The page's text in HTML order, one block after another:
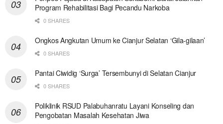
Program Rehabilitasi Bagi Pecandu Narkoba
0 SHARES
Ongkos Angkutan Umum ke Cianjur Selatan ‘Gila-gilaan’
0 SHARES
Pantai Ciwidig ‘Surga’ Tersembunyi di Selatan Cianjur
0 SHARES
Poliklinik RSUD Palabuhanratu Layani Konseling dan
Pengobatan Masalah Kesehatan Jiwa